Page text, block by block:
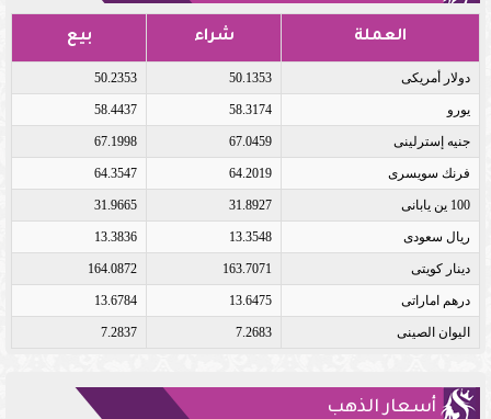
العملة شراء بيع
دولار أمريكى 50.1353
50.2353
يورو 58.3174
58.4437
جنيه إسترلينى 67.0459
67.1998
فرنك سويسرى 64.2019
64.3547
100 ين يابانى 31.8927
31.9665
ريال سعودى 13.3548
13.3836
دينار كويتى 163.7071
164.0872
درهم اماراتى 13.6475
13.6784
اليوان الصينى 7.2683
7.2837
أسعار الذهب